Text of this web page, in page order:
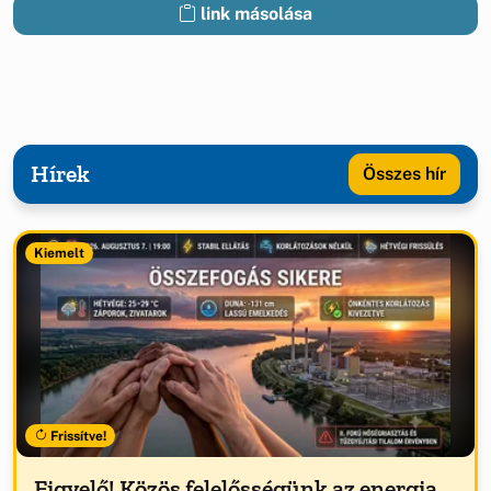
link másolása
Hírek Összes hír
Kiemelt
Frissítve!